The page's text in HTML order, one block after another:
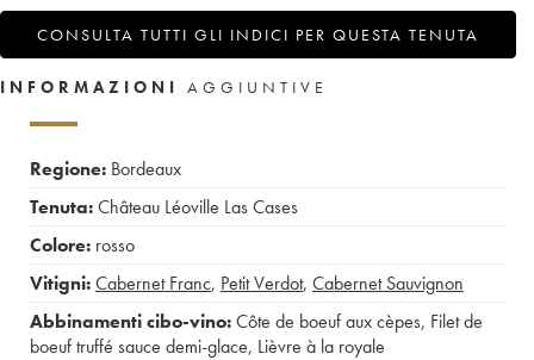
CONSULTA TUTTI GLI INDICI PER QUESTA TENUTA
INFORMAZIONI AGGIUNTIVE
Regione: Bordeaux
Tenuta:Château Léoville Las Cases
Colore: rosso
Vitigni:Cabernet Franc, Petit Verdot, Cabernet Sauvignon
Abbinamenti cibo-vino:Côte de boeuf aux cèpes, Filet de
boeuf truffé sauce demi-glace, Lièvre à la royale